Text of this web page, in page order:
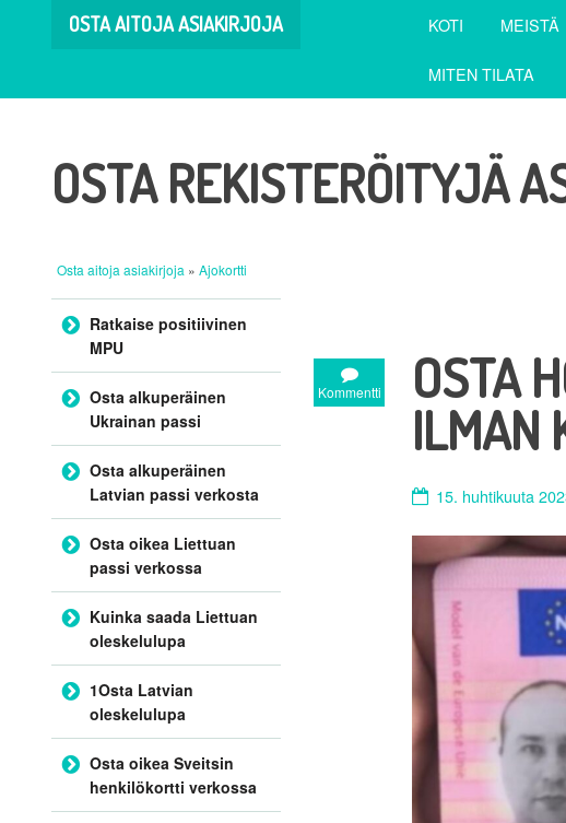
OSTA AITOJA ASIAKIRJOJA KOTI MEISTÄ
MITEN TILATA
OSTA REKISTERÖITYJÄ
Osta aitoja asiakirjoja » Ajokortti
Kommentti
OSTA
ILMAN
15. huhtikuuta
Siirry sisältöön
Ratkaise positiivinen
MPU
Osta alkuperäinen
Ukrainan passi
Osta alkuperäinen
Latvian passi verkosta
Osta oikea Liettuan
passi verkossa
Kuinka saada Liettuan
oleskelulupa
1Osta Latvian
oleskelulupa
Osta oikea Sveitsin
henkilökortti verkossa